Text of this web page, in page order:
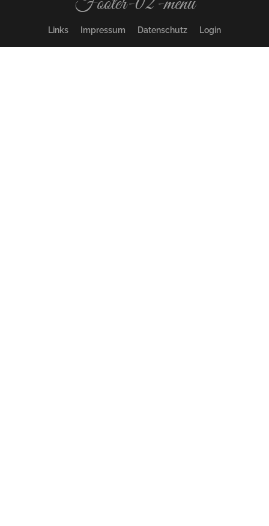
Links Impressum Datenschutz Login